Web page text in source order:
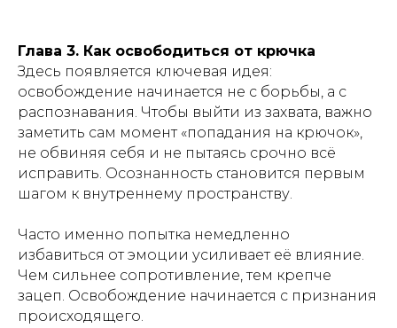
Глава 3. Как освободиться от крючка
Здесь появляется ключевая идея:
освобождение начинается не с борьбы, а с
распознавания. Чтобы выйти из захвата, важно
заметить сам момент «попадания на крючок»,
не обвиняя себя и не пытаясь срочно всё
исправить. Осознанность становится первым
шагом к внутреннему пространству.
Часто именно попытка немедленно
избавиться от эмоции усиливает её влияние.
Чем сильнее сопротивление, тем крепче
зацеп. Освобождение начинается с признания
происходящего.